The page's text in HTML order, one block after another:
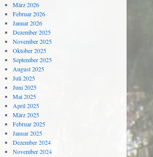
März 2026
Februar 2026
Januar 2026
Dezember 2025
November 2025
Oktober 2025
September 2025
August 2025
Juli 2025
Juni 2025
Mai 2025
April 2025
März 2025
Februar 2025
Januar 2025
Dezember 2024
November 2024